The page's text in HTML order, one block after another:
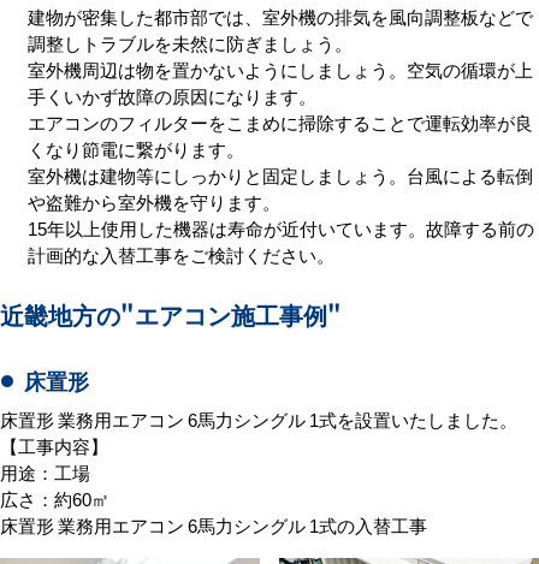
建物が密集した都市部では、室外機の排気を風向調整板などで
調整しトラブルを未然に防ぎましょう。
室外機周辺は物を置かないようにしましょう。空気の循環が上
手くいかず故障の原因になります。
エアコンのフィルターをこまめに掃除することで運転効率が良
くなり節電に繋がります。
室外機は建物等にしっかりと固定しましょう。台風による転倒
や盗難から室外機を守ります。
15年以上使用した機器は寿命が近付いています。故障する前の
計画的な入替工事をご検討ください。
近畿地方の"エアコン施工事例"
床置形
床置形 業務用エアコン 6馬力シングル 1式を設置いたしました。
【工事内容】
用途：工場
広さ：約60㎡
床置形 業務用エアコン 6馬力シングル 1式の入替工事